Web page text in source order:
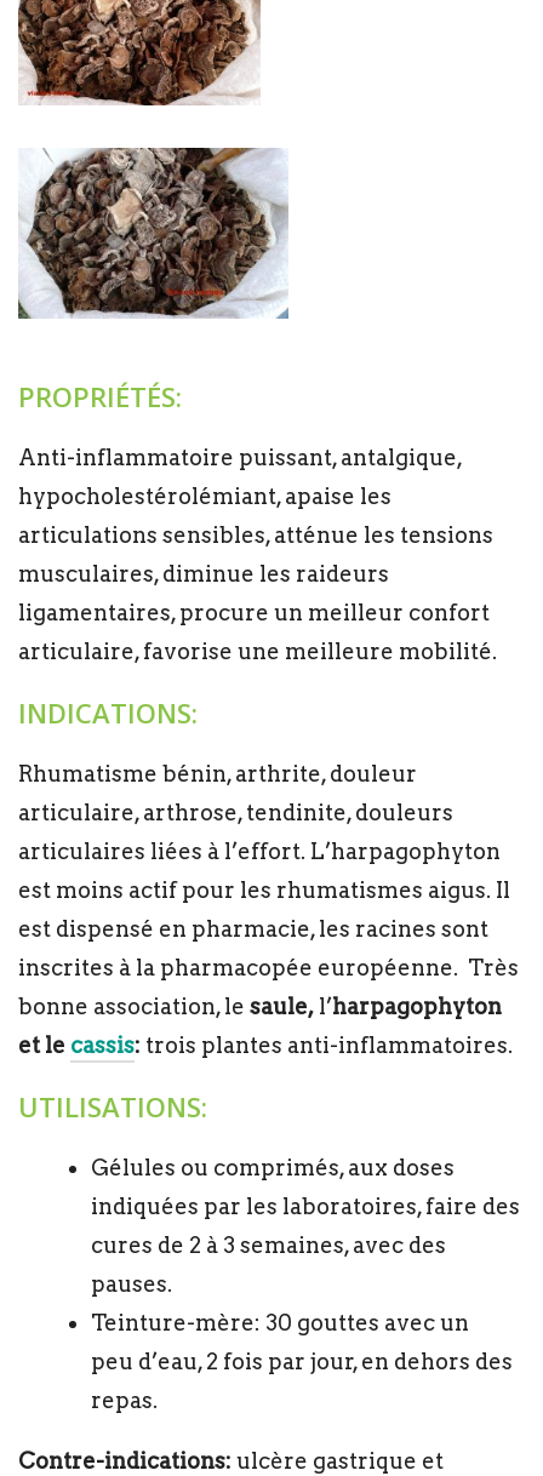
PROPRIÉTÉS:
Anti-inflammatoire puissant, antalgique,
hypocholestérolémiant, apaise les
articulations sensibles, atténue les tensions
musculaires, diminue les raideurs
ligamentaires, procure un meilleur confort
articulaire, favorise une meilleure mobilité.
INDICATIONS:
Rhumatisme bénin, arthrite, douleur
articulaire, arthrose, tendinite, douleurs
articulaires liées à l’effort. L’harpagophyton
est moins actif pour les rhumatismes aigus. Il
est dispensé en pharmacie, les racines sont
inscrites à la pharmacopée européenne. Très
bonne association, le saule, l’harpagophyton
et le cassis: trois plantes anti-inflammatoires.
UTILISATIONS:
Gélules ou comprimés, aux doses
indiquées par les laboratoires, faire des
cures de 2 à 3 semaines, avec des
pauses.
Teinture-mère: 30 gouttes avec un
peu d’eau, 2 fois par jour, en dehors des
repas.
Contre-indications: ulcère gastrique et